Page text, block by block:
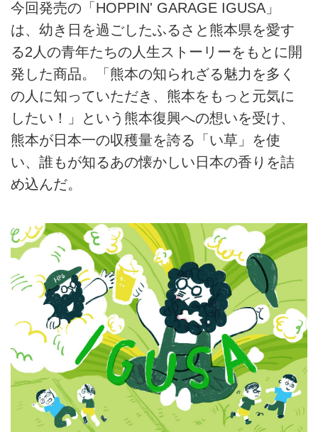
今回発売の「HOPPIN' GARAGE IGUSA」
は、幼き日を過ごしたふるさと熊本県を愛す
る2人の青年たちの人生ストーリーをもとに開
発した商品。「熊本の知られざる魅力を多く
の人に知っていただき、熊本をもっと元気に
したい！」という熊本復興への想いを受け、
熊本が日本一の収穫量を誇る「い草」を使
い、誰もが知るあの懐かしい日本の香りを詰
め込んだ。